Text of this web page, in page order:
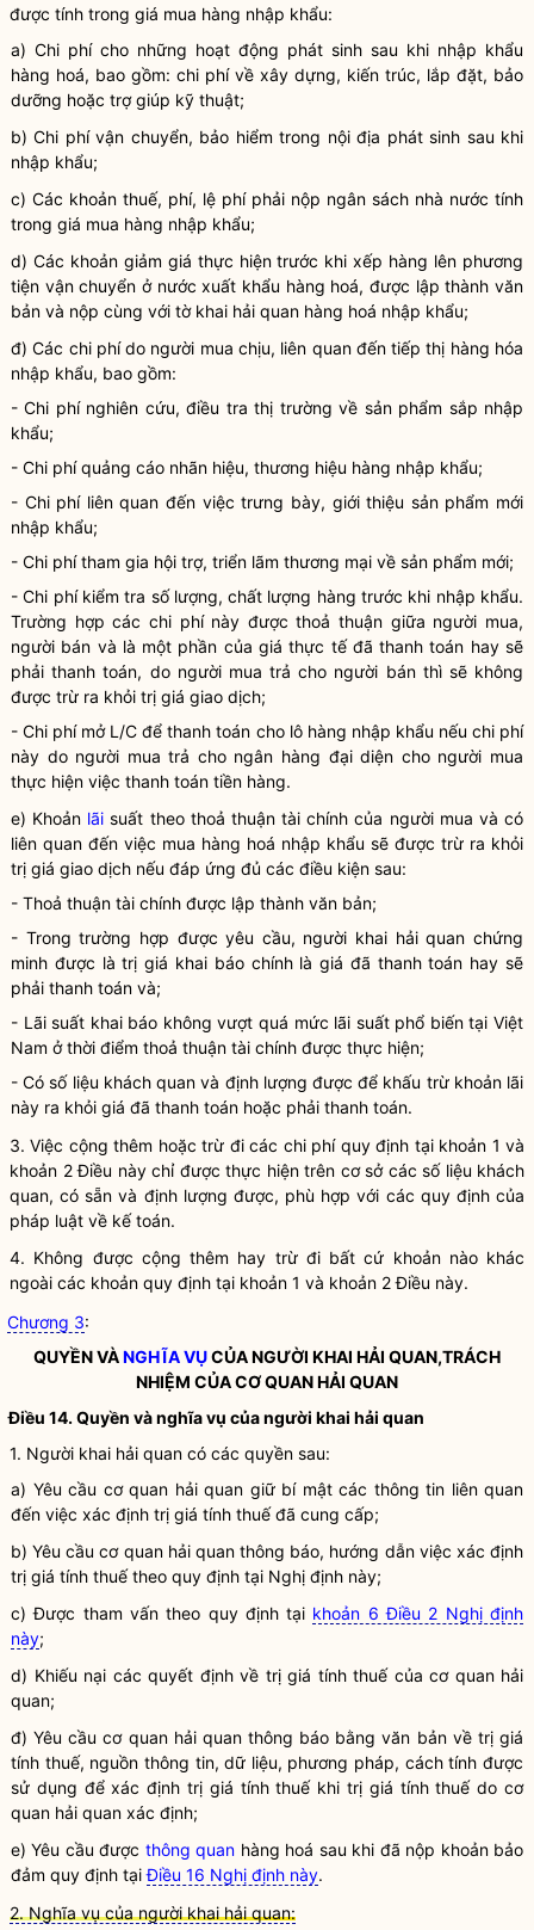
được tính trong giá mua hàng nhập khẩu:
a) Chi phícho những hoạt động phát sinh sau khi nhập khẩu
hàng hoá, bao gồm: chi phívề xây dựng, kiến trúc, lắp đặt, bảo
dưỡng hoặc trợ giúp kỹ thuật;
b)Chi phívận chuyển, bảo hiểm trong nội địa phát sinh sau khi
nhập khẩu;
c) Các khoản thuế, phí, lệ phí phải nộp ngân sách nhà nước tính
trong giá mua hàng nhập khẩu;
d) Các khoản giảm giá thực hiện trước khi xếp hàng lên phương
tiện vận chuyển ở nước xuất khẩu hàng hoá, được lập thành văn
bản và nộp cùng với tờ khai hải quan hàng hoá nhập khẩu;
đ) Các chi phído người mua chịu, liên quan đến tiếp thị hàng hóa
nhập khẩu, bao gồm:
-Chi phínghiên cứu, điều tra thị trường về sản phẩm sắp nhập
khẩu;
- Chi phíquảng cáo nhãn hiệu, thương hiệu hàng nhập khẩu;
- Chi phíliên quan đến việc trưng bày, giới thiệu sản phẩm mới
nhập khẩu;
- Chi phítham gia hội trợ, triển lãm thương mại về sản phẩm mới;
-Chi phíkiểm tra số lượng, chất lượng hàng trước khi nhập khẩu.
Trường hợp các chi phínày được thoả thuận giữa người mua,
người bán và là một phần của giá thực tế đã thanh toán hay sẽ
phải thanh toán, do người mua trả cho người bán thì sẽ không
được trừ ra khỏi trị giá giao dịch;
-Chi phímở L/C để thanh toán cho lô hàng nhập khẩu nếu chi phí
này do người mua trả cho ngân hàng đại diện cho người mua
thực hiện việc thanh toán tiền hàng.
e) Khoản lãi suất theo thoả thuận tài chính của người mua và có
liên quan đến việc mua hàng hoá nhập khẩu sẽ được trừ ra khỏi
trị giá giao dịch nếu đáp ứng đủ các điều kiện sau:
- Thoả thuận tài chính được lập thành văn bản;
- Trong trường hợp được yêu cầu, người khai hải quan chứng
minh được là trị giá khai báo chính là giá đã thanh toán hay sẽ
phải thanh toán và;
- Lãisuất khai báo không vượt quá mức lãi suất phổ biến tại Việt
Nam ở thời điểm thoả thuận tài chính được thực hiện;
- Có số liệu khách quan và định lượng được để khấu trừ khoản lãi
này ra khỏi giá đã thanh toán hoặc phải thanh toán.
3. Việc cộng thêm hoặc trừ đi các chi phíquy định tại khoản 1 và
khoản 2 Điều này chỉ được thực hiện trên cơ sở các số liệu khách
quan, có sẵn và định lượng được, phù hợp với các quy định của
pháp luật về kế toán.
4. Không được cộng thêm hay trừ đi bất cứ khoản nào khác
ngoài các khoản quy định tại khoản 1 và khoản 2 Điều này.
Chương 3:
QUYỀN VÀNGHĨA VỤCỦANGƯỜI KHAI HẢI QUAN,TRÁCH
NHIỆM CỦA CƠ QUAN HẢI QUAN
Điều 14. Quyền vànghĩa vụ củangười khai hải quan
1. Người khai hải quan có các quyền sau:
a) Yêu cầu cơ quan hải quan giữ bí mật các thông tin liên quan
đến việc xác định trị giá tính thuế đã cung cấp;
b) Yêu cầu cơ quan hải quanthông báo, hướng dẫn việc xác định
trị giá tính thuế theo quy định tại Nghị định này;
c) Được tham vấn theo quy định tại khoản 6 Điều 2 Nghị định
này;
d) Khiếu nại các quyết định về trị giá tính thuế của cơ quan hải
quan;
đ) Yêu cầu cơ quan hải quanthông báo bằng văn bản về trị giá
tính thuế, nguồn thông tin, dữ liệu, phương pháp, cách tính được
sử dụng để xác định trị giá tính thuế khi trị giá tính thuế do cơ
quan hải quan xác định;
e) Yêu cầu được thông quan hàng hoá sau khi đã nộp khoản bảo
đảm quy định tạiĐiều 16 Nghị định này.
2. Nghĩa vụ của người khai hải quan: